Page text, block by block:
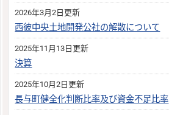
2026年3月2日更新
西彼中央土地開発公社の解散について
2025年11月13日更新
決算
2025年10月2日更新
長与町健全化判断比率及び資金不足比率